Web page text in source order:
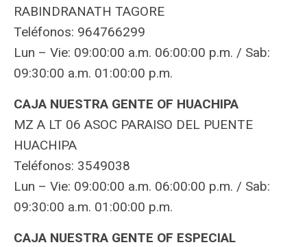
RABINDRANATH TAGORE
Teléfonos: 964766299
Lun – Vie: 09:00:00 a.m. 06:00:00 p.m. / Sab:
09:30:00 a.m. 01:00:00 p.m.
CAJA NUESTRA GENTE OF HUACHIPA
MZ A LT 06 ASOC PARAISO DEL PUENTE
HUACHIPA
Teléfonos: 3549038
Lun – Vie: 09:00:00 a.m. 06:00:00 p.m. / Sab:
09:30:00 a.m. 01:00:00 p.m.
CAJA NUESTRA GENTE OF ESPECIAL